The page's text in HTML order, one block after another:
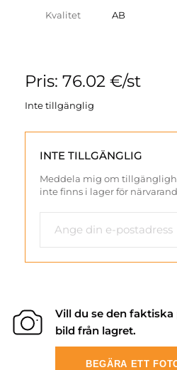
Kvalitet AB
Pris: 76.02 €/st
Inte tillgänglig
INTE TILLGÄNGLIG
Meddela mig om
inte finns i lager för
Vill du se den
bild från lagret.
BEGÄRA ETT